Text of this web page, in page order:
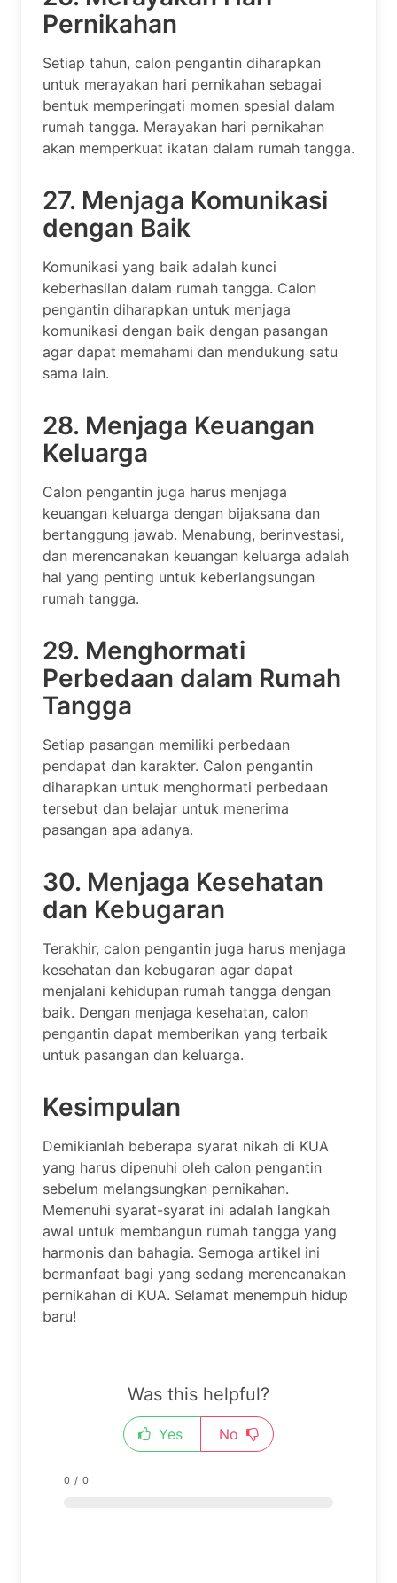
Pernikahan
Setiap tahun, calon pengantin diharapkan
untuk merayakan hari pernikahan sebagai
bentuk memperingati momen spesial dalam
rumah tangga. Merayakan hari pernikahan
akan memperkuat ikatan dalam rumah tangga.
27. Menjaga Komunikasi
dengan Baik
Komunikasi yang baik adalah kunci
keberhasilan dalam rumah tangga. Calon
pengantin diharapkan untuk menjaga
komunikasi dengan baik dengan pasangan
agar dapat memahami dan mendukung satu
sama lain.
28. Menjaga Keuangan
Keluarga
Calon pengantin juga harus menjaga
keuangan keluarga dengan bijaksana dan
bertanggung jawab. Menabung, berinvestasi,
dan merencanakan keuangan keluarga adalah
hal yang penting untuk keberlangsungan
rumah tangga.
29. Menghormati
Perbedaan dalam Rumah
Tangga
Setiap pasangan memiliki perbedaan
pendapat dan karakter. Calon pengantin
diharapkan untuk menghormati perbedaan
tersebut dan belajar untuk menerima
pasangan apa adanya.
30. Menjaga Kesehatan
dan Kebugaran
Terakhir, calon pengantin juga harus menjaga
kesehatan dan kebugaran agar dapat
menjalani kehidupan rumah tangga dengan
baik. Dengan menjaga kesehatan, calon
pengantin dapat memberikan yang terbaik
untuk pasangan dan keluarga.
Kesimpulan
Demikianlah beberapa syarat nikah di KUA
yang harus dipenuhi oleh calon pengantin
sebelum melangsungkan pernikahan.
Memenuhi syarat-syarat ini adalah langkah
awal untuk membangun rumah tangga yang
harmonis dan bahagia. Semoga artikel ini
bermanfaat bagi yang sedang merencanakan
pernikahan di KUA. Selamat menempuh hidup
baru!
Was this helpful?
Yes No
0 / 0